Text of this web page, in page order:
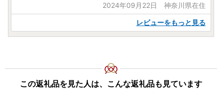
2024年09月22日 神奈川県在住
レビューをもっと見る
この返礼品を見た人は、こんな返礼品も見ています